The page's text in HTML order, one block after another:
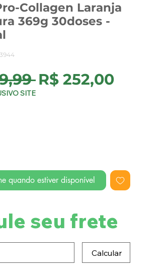
Collagen Laranja
369g 30doses -
Preço
normal
R$ 252,00Preço
SITE
quando estiver disponível
seu frete
Calcular